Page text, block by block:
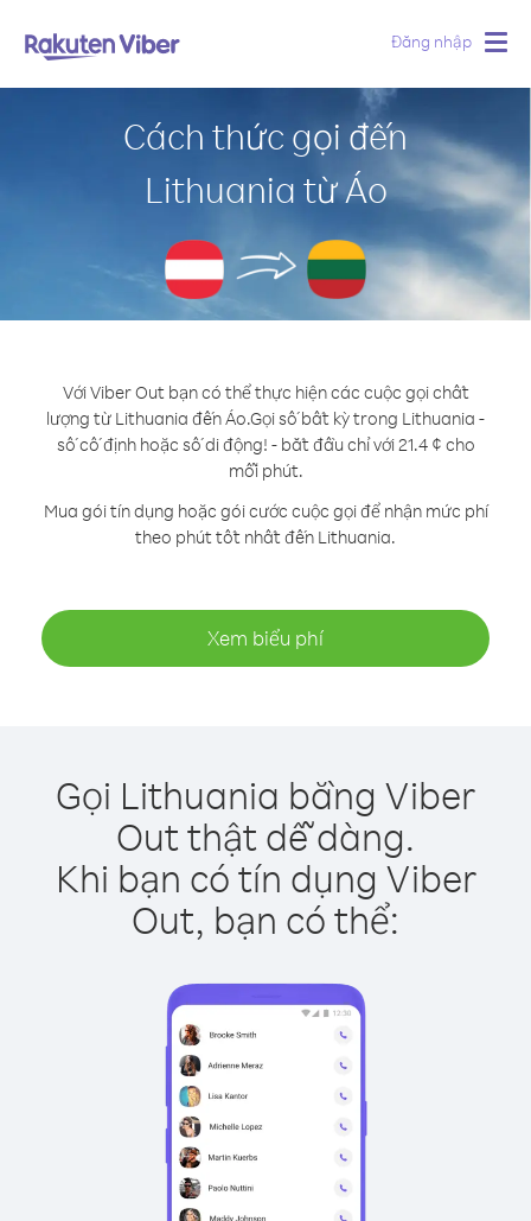
Đăng nhập
Cách thức gọi đến
Lithuania từ Áo
Với Viber Out bạn có thể thực hiện các cuộc gọi chất
lượng từ Lithuania đến Áo.Gọi số bất kỳ trong Lithuania -
số cố định hoặc số di động! - bắt đầu chỉ với 21.4 ¢ cho
mỗi phút.
Mua gói tín dụng hoặc gói cước cuộc gọi để nhận mức phí
theo phút tốt nhất đến Lithuania.
Xem biểu phí
Gọi Lithuania bằng Viber
Out thật dễ dàng.
Khi bạn có tín dụng Viber
Out, bạn có thể: